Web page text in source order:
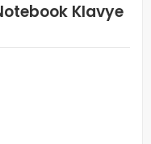
Klavye